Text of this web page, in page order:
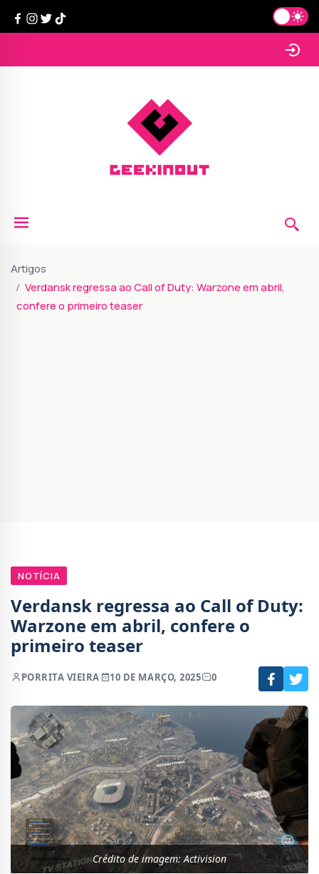
Artigos
Verdansk regressa ao Call of Duty: Warzone em abril,
confere o primeiro teaser
NOTÍCIA
Verdansk regressa ao Call of Duty:
Warzone em abril, confere o
primeiro teaser
PORRITA VIEIRA 10 DE MARÇO, 2025 0
Crédito de imagem: Activision